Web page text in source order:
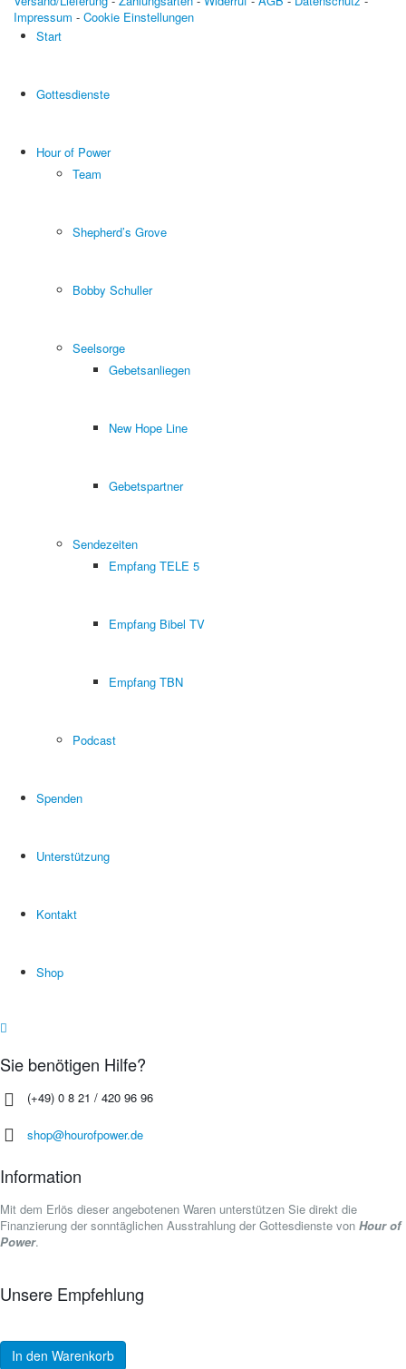
Impressum - Cookie Einstellungen
Start
Gottesdienste
Hour of Power
Team
Shepherd’s Grove
Bobby Schuller
Seelsorge
Gebetsanliegen
New Hope Line
Gebetspartner
Sendezeiten
Empfang TELE 5
Empfang Bibel TV
Empfang TBN
Podcast
Spenden
Unterstützung
Kontakt
Shop
Sie benötigen Hilfe?
(+49) 0 8 21 / 420 96 96
shop@hourofpower.de
Information
Mit dem Erlös dieser angebotenen Waren unterstützen Sie direkt die
Finanzierung der sonntäglichen Ausstrahlung der Gottesdienste von Hour of
Power.
Unsere Empfehlung
In den Warenkorb